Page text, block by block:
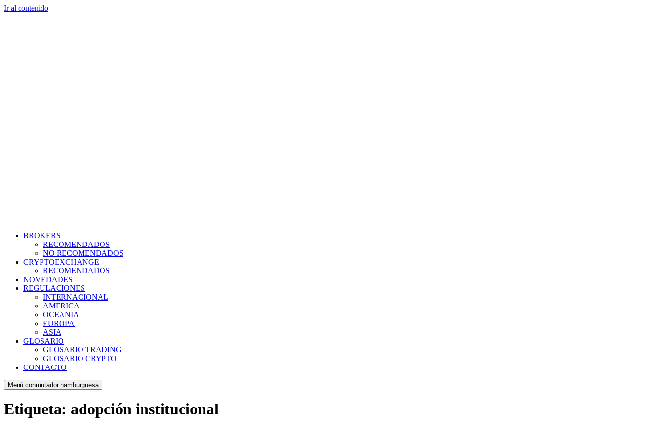
Ir al contenido
BROKERS
RECOMENDADOS
NO RECOMENDADOS
CRYPTOEXCHANGE
RECOMENDADOS
NOVEDADES
REGULACIONES
INTERNACIONAL
AMERICA
OCEANIA
EUROPA
ASIA
GLOSARIO
GLOSARIO TRADING
GLOSARIO CRYPTO
CONTACTO
Menú conmutador hamburguesa
Etiqueta: adopción institucional